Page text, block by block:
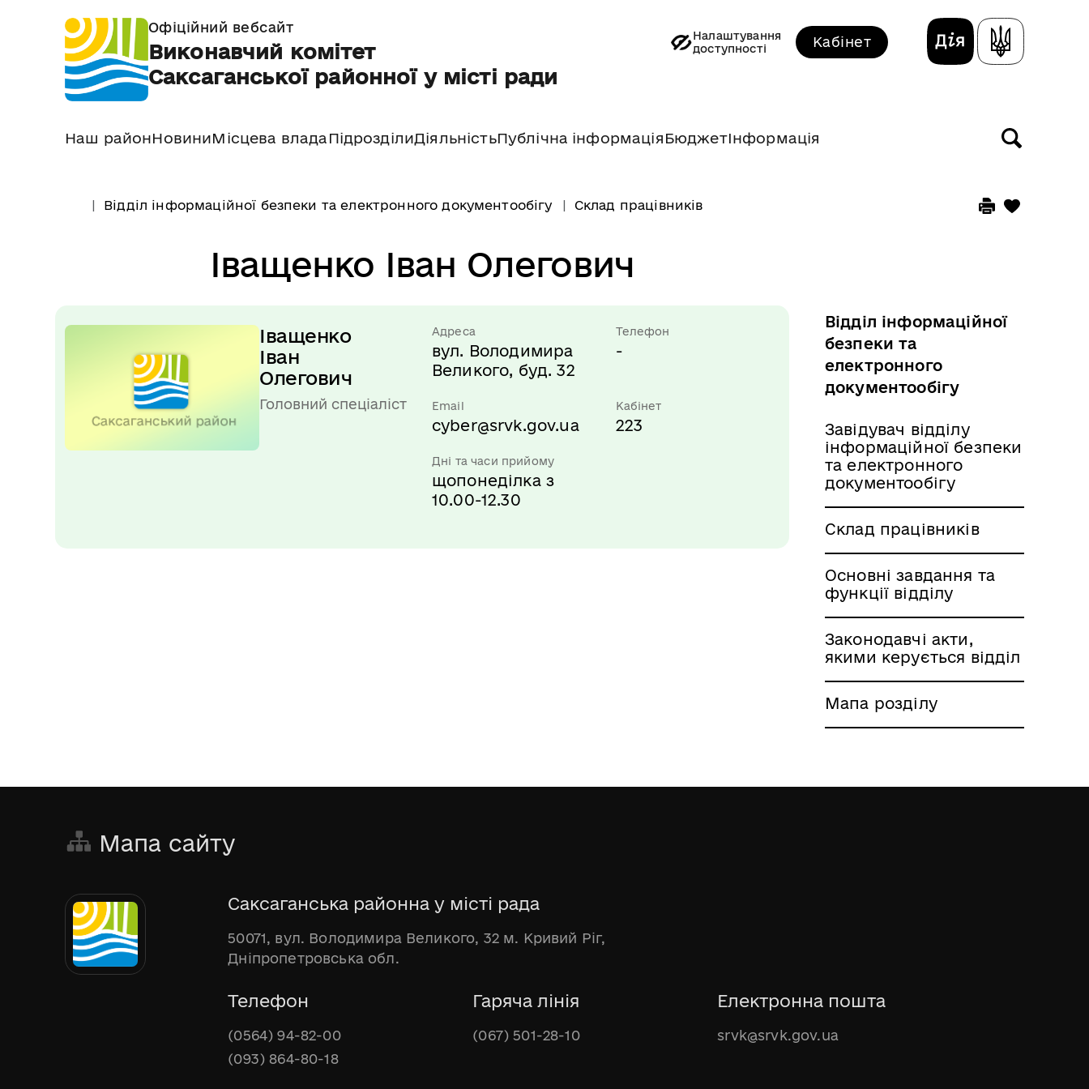
Офіційний вебсайт
Виконавчий комітет
Саксаганської районної у місті ради
Налаштування
доступності
Кабінет
Наш районНовиниМісцева влада ПідрозділиДіяльністьПублічна інформація БюджетІнформація
Відділ інформаційної безпеки та електронного документообігу Склад працівників
Іващенко Іван Олегович
Іващенко
Іван
Олегович
Головний спеціаліст
Адреса
вул. Володимира
Великого, буд. 32
Телефон
-
Email
cyber@srvk.gov.ua
Кабінет
223
Дні та часи прийому
щопонеділка з
10.00-12.30
Відділ інформаційної
безпеки та
електронного
документообігу
Завідувач відділу
інформаційної безпеки
та електронного
документообігу
Склад працівників
Основні завдання та
функції відділу
Законодавчі акти,
якими керується відділ
Мапа розділу
Мапа сайту
Саксаганська районна у місті рада
50071, вул. Володимира Великого, 32 м. Кривий Ріг,
Дніпропетровська обл.
Телефон
(0564) 94-82-00
(093) 864-80-18
Гаряча лінія
(067) 501-28-10
Електронна пошта
srvk@srvk.gov.ua